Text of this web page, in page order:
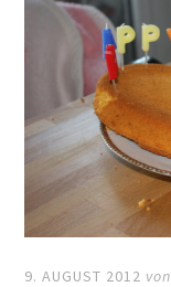
9. AUGUST 2012 von